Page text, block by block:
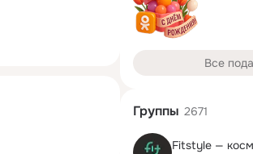
Все
Группы 2671